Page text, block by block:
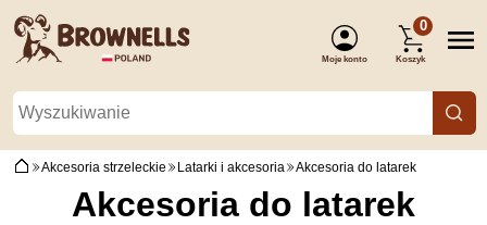
Moje konto
0
Koszyk
Akcesoria strzeleckie Latarki i akcesoria Akcesoria do latarek
Akcesoria do latarek